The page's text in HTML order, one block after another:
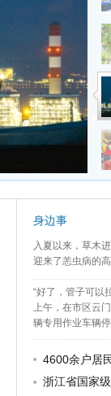
身边事
入夏以来，草木
迎来了恙虫病的
“好了，管子可以
上午，在市区云
辆专用作业车辆
4600余户居
浙江省国家